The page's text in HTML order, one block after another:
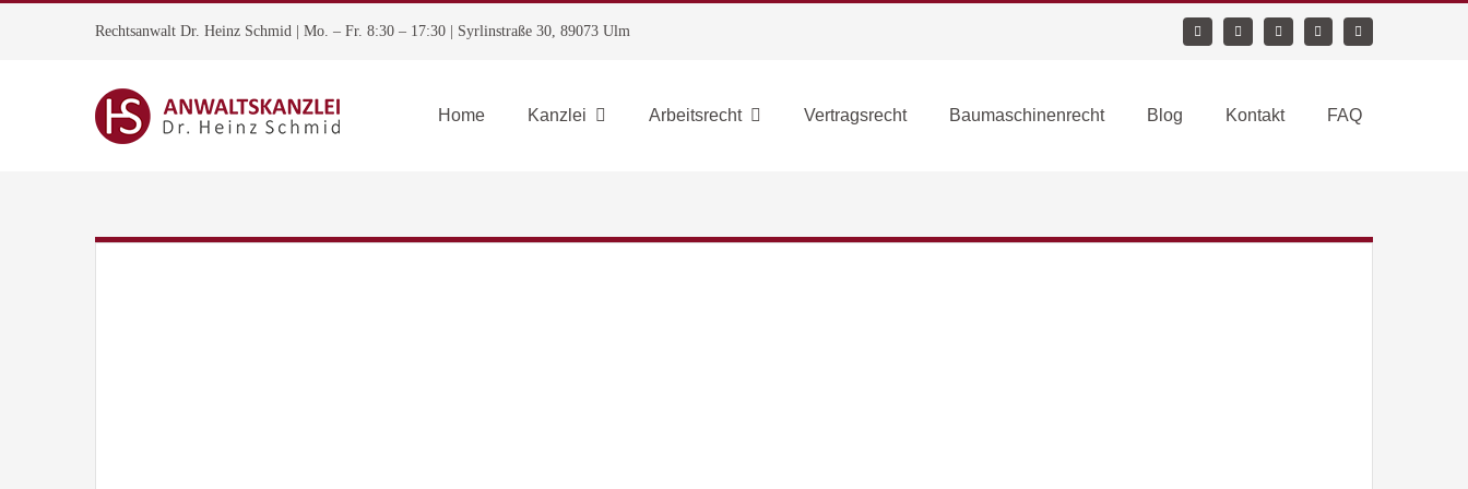
Rechtsanwalt Dr. Heinz Schmid | Mo. – Fr. 8:30 – 17:30 | Syrlinstraße 30, 89073 Ulm
Home Kanzlei Arbeitsrecht Vertragsrecht Baumaschinenrecht Blog Kontakt FAQ